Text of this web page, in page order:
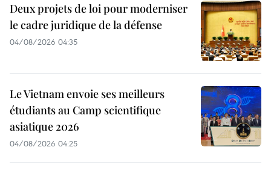
Deux projets de loi pour moderniser
le cadre juridique de la défense
04/08/2026 04:35
Le Vietnam envoie ses meilleurs
étudiants au Camp scientifique
asiatique 2026
04/08/2026 04:25